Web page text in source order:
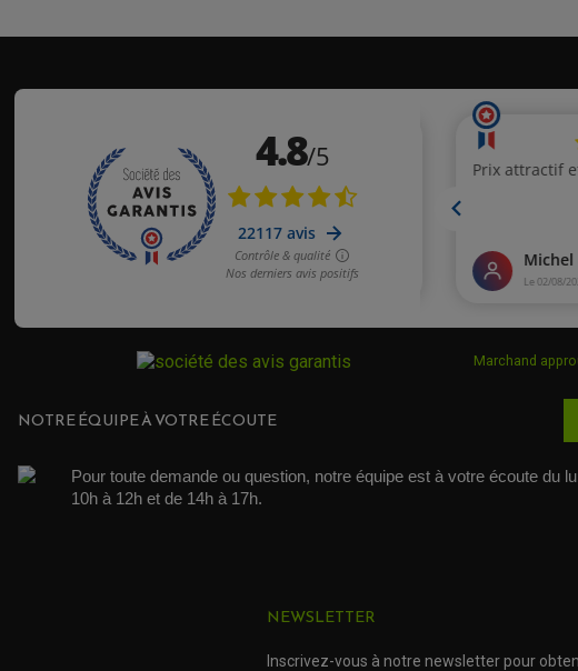
Marchand
NOTRE ÉQUIPE À VOTRE ÉCOUTE
Pour toute demande ou question, notre équipe est à votre écoute du
10h à 12h et de 14h à 17h.
NEWSLETTER
Inscrivez-vous à notre newsletter pour